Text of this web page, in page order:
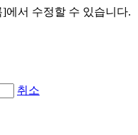
에서 수정할 수 있습니다.
취소